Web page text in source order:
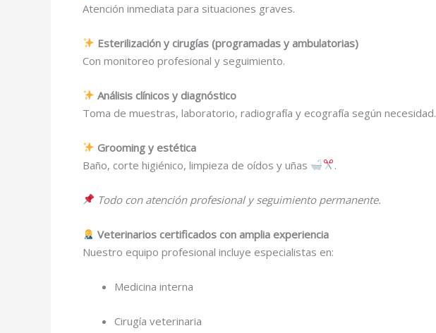
Atención inmediata para situaciones graves.
Esterilización y cirugías (programadas y ambulatorias)
Con monitoreo profesional y seguimiento.
Análisis clínicos y diagnóstico
Toma de muestras, laboratorio, radiografía y ecografía según necesidad.
Grooming y estética
Baño, corte higiénico, limpieza de oídos y uñas
.
Todo con atención profesional y seguimiento permanente.
Veterinarios certificados con amplia experiencia
Nuestro equipo profesional incluye especialistas en:
Medicina interna
Cirugía veterinaria